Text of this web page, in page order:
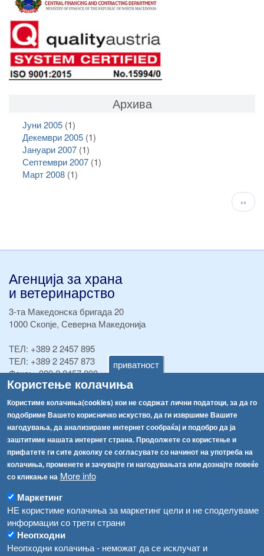
приватност
Користење колачиња
Користиме колачиња(cookies) кои не содржат лични податоци, за да го
подобриме Вашето корисничко искуство, да ги извршиме Вашите
нагодувања, да анализираме интернет сообраќај и подобро да ја
заштитиме нашата интернет страна. Продолжете со користење и
прифатете ги сите доколку се согласувате со начинот на употреба на
колачиња, променете и зачувајте ги нагодувањата или дознајте повеќе
со кликање на More info
Маркетинг
НЕ користиме колачиња за маркетинг цели и не споделуваме
информации со трети страни
Неопходни
Неопходни колачиња - неможат да се исклучат и
Архива
Јуни 2005(1)
Декември 2005(1)
Јануари 2007(1)
Септември 2007(1)
Март 2008(1)
››
Агенција за храна
и ветеринарство
3-та Македонска бригада 20
1000 Скопје, Северна Македонија
ТЕЛ: +389 2 2457 895
ТЕЛ: +389 2 2457 873
Факс:+389 2 2457 893
Факс:+389 2 2457 871
info@fva.gov.mk
[АХВ-претходна страна]
Соопштенија
Република Бугарија ги засили официјалните контроли при увоз на свежо овошје и зеленчук
Високите температури ризик од труење со храна, опасни се и за животните
Водата во Гостивар може да се користи како техничка, продолжува испораката на флаширана вода
Во Гостивар спроведени 70 вонредни контроли
Забраната за водата во Гостивар останува на сила, операторите да користат само технички безбедна вода
Навигација
Архива
Регистри
Забрани